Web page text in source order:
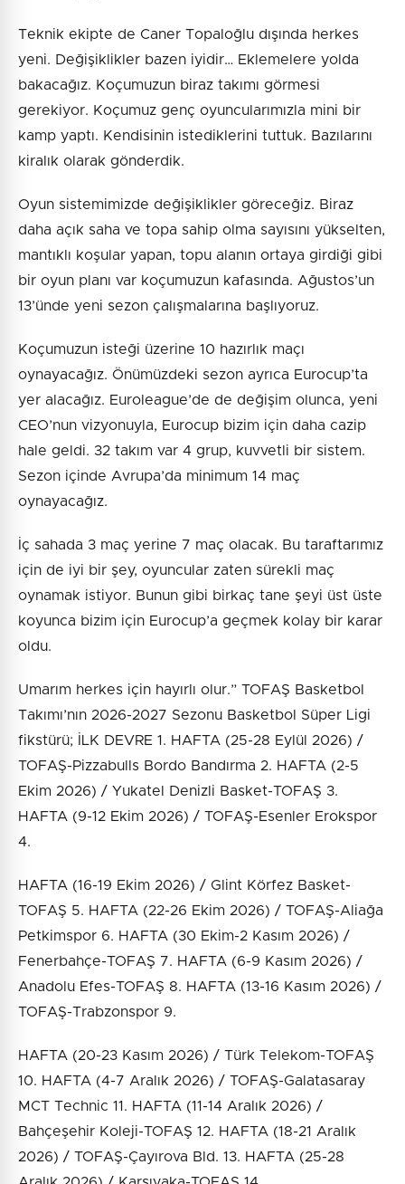
Teknik ekipte de Caner Topaloğlu dışında herkes
yeni. Değişiklikler bazen iyidir… Eklemelere yolda
bakacağız. Koçumuzun biraz takımı görmesi
gerekiyor. Koçumuz genç oyuncularımızla mini bir
kamp yaptı. Kendisinin istediklerini tuttuk. Bazılarını
kiralık olarak gönderdik.
Oyun sistemimizde değişiklikler göreceğiz. Biraz
daha açık saha ve topa sahip olma sayısını yükselten,
mantıklı koşular yapan, topu alanın ortaya girdiği gibi
bir oyun planı var koçumuzun kafasında. Ağustos’un
13’ünde yeni sezon çalışmalarına başlıyoruz.
Koçumuzun isteği üzerine 10 hazırlık maçı
oynayacağız. Önümüzdeki sezon ayrıca Eurocup’ta
yer alacağız. Euroleague’de de değişim olunca, yeni
CEO’nun vizyonuyla, Eurocup bizim için daha cazip
hale geldi. 32 takım var 4 grup, kuvvetli bir sistem.
Sezon içinde Avrupa’da minimum 14 maç
oynayacağız.
İç sahada 3 maç yerine 7 maç olacak. Bu taraftarımız
için de iyi bir şey, oyuncular zaten sürekli maç
oynamak istiyor. Bunun gibi birkaç tane şeyi üst üste
koyunca bizim için Eurocup’a geçmek kolay bir karar
oldu.
Umarım herkes için hayırlı olur.” TOFAŞ Basketbol
Takımı’nın 2026-2027 Sezonu Basketbol Süper Ligi
fikstürü; İLK DEVRE 1. HAFTA (25-28 Eylül 2026) /
TOFAŞ-Pizzabulls Bordo Bandırma 2. HAFTA (2-5
Ekim 2026) / Yukatel Denizli Basket-TOFAŞ 3.
HAFTA (9-12 Ekim 2026) / TOFAŞ-Esenler Erokspor
4.
HAFTA (16-19 Ekim 2026) / Glint Körfez Basket-
TOFAŞ 5. HAFTA (22-26 Ekim 2026) / TOFAŞ-Aliağa
Petkimspor 6. HAFTA (30 Ekim-2 Kasım 2026) /
Fenerbahçe-TOFAŞ 7. HAFTA (6-9 Kasım 2026) /
Anadolu Efes-TOFAŞ 8. HAFTA (13-16 Kasım 2026) /
TOFAŞ-Trabzonspor 9.
HAFTA (20-23 Kasım 2026) / Türk Telekom-TOFAŞ
10. HAFTA (4-7 Aralık 2026) / TOFAŞ-Galatasaray
MCT Technic 11. HAFTA (11-14 Aralık 2026) /
Bahçeşehir Koleji-TOFAŞ 12. HAFTA (18-21 Aralık
2026) / TOFAŞ-Çayırova Bld. 13. HAFTA (25-28